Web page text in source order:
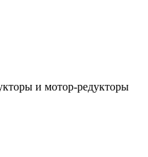
и мотор-редукторы